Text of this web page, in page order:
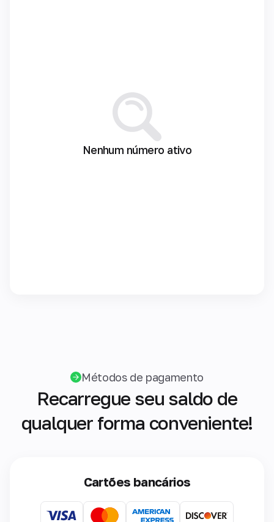
Nenhum número ativo
Métodos de pagamento
Recarregue seu saldo de
qualquer forma conveniente!
Cartões bancários